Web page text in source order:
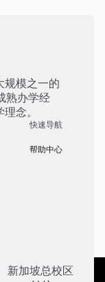
规模之一的
熟办学经
念。
快速导航
帮助中心
新加坡总校区